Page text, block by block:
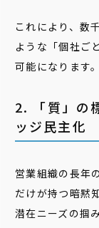
これにより、数
ような「個社ご
可能になります。
2. 「質」の
ッジ民主化
営業組織の長年
だけが持つ暗黙
潜在ニーズの掴